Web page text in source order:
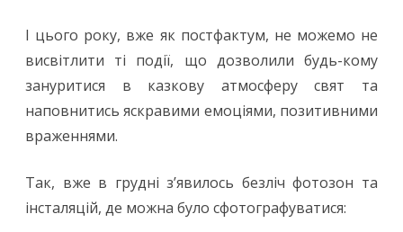
року!
І цього року, вже як постфактум, не можемо не
висвітлити ті події, що дозволили будь-кому
зануритися в казкову атмосферу свят та
наповнитись яскравими емоціями, позитивними
враженнями.
Так, вже в грудні з’явилось безліч фотозон та
інсталяцій, де можна було сфотографуватися: